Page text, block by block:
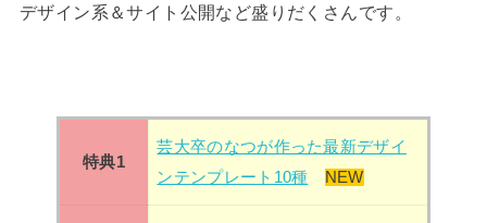
デザイン系＆サイト公開など盛りだくさんです。
特典1
芸大卒のなつが作った最新デザイ
ンテンプレート10種
NEW